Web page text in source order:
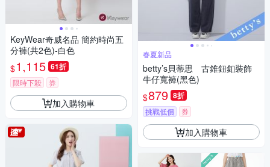
KeyWear奇威名品 簡約時尚五
分褲(共2色)-白色
$1,115 61折
限時下殺 券
加入購物車
春夏新品
betty’s貝蒂思 古錐鈕釦裝飾
牛仔寬褲(黑色)
$879 8折
挑戰低價 券
加入購物車